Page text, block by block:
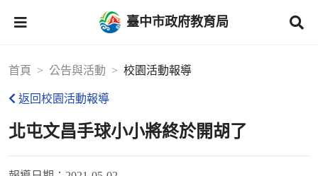
臺中市政府教育局
首頁 公告與活動 校園活動報導
返回校園活動報導
北屯文昌手球小小將終於開胡了